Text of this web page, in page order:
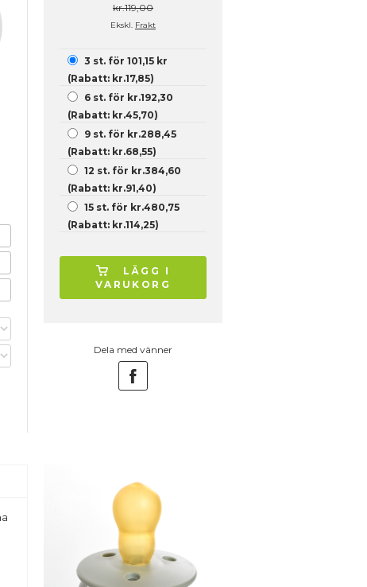
kr.119,00
Ekskl. Frakt
3 st. för 101,15 kr
(Rabatt: kr.17,85)
6 st. för kr.192,30
(Rabatt: kr.45,70)
9 st. för kr.288,45
(Rabatt: kr.68,55)
12 st. för kr.384,60
(Rabatt: kr.91,40)
15 st. för kr.480,75
(Rabatt: kr.114,25)
LÄGG I
VARUKORG
Dela med vänner